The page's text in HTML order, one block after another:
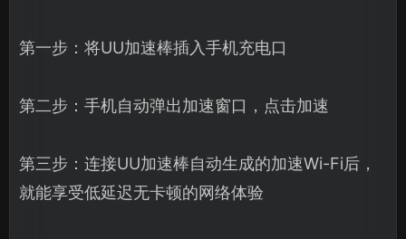
第一步：将UU加速棒插入手机充电口
第二步：手机自动弹出加速窗口，点击加速
第三步：连接UU加速棒自动生成的加速Wi-Fi后，
就能享受低延迟无卡顿的网络体验